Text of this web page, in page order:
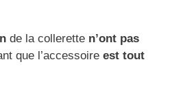
de la collerette n’ont pas
que l’accessoire est tout